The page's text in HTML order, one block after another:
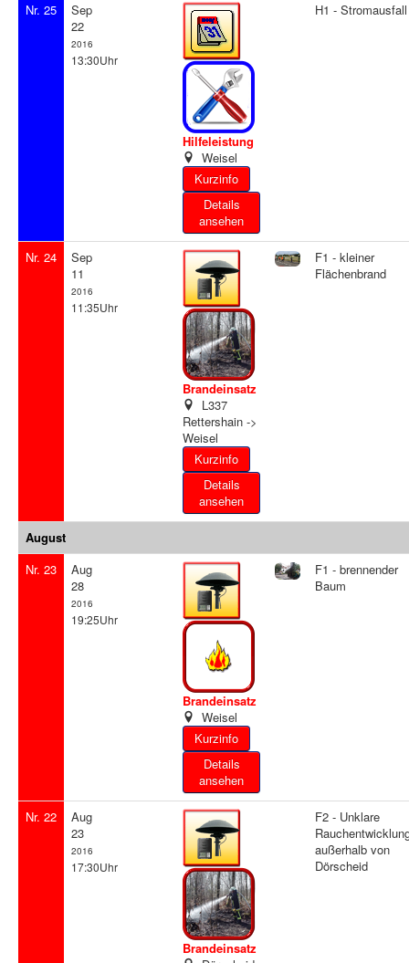
Nr. 25
Sep
22
2016
13:30Uhr
Hilfeleistung
Weisel
Details
ansehen
H1 - Stromausfall
Nr. 24
Sep
11
2016
11:35Uhr
Brandeinsatz
L337
Rettershain ->
Weisel
Details
ansehen
F1 - kleiner
Flächenbrand
August
Nr. 23
Aug
28
2016
19:25Uhr
Brandeinsatz
Weisel
Details
ansehen
F1 - brennender
Baum
Nr. 22
Aug
23
2016
17:30Uhr
Brandeinsatz
F2 - Unklare
außerhalb von
Dörscheid